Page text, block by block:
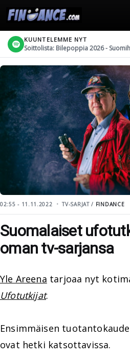
KUUNTELEMME NYT
Soittolista: Bilepoppia 2026 -
02:55 - 11.11.2022 TV-SARJAT / FINDANCE
Suomalaiset
oman tv-sarjansa
Yle Areena tarjoaa nyt
Ufotutkijat.
Ensimmäisen
ovat hetki katsottavissa.